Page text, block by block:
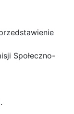
Społeczno-